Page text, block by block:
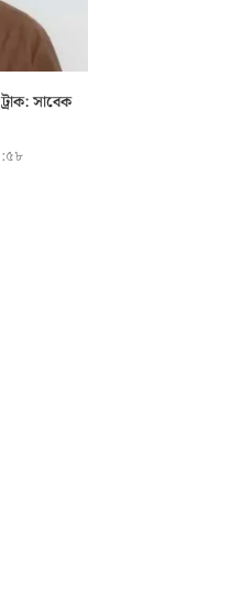
সাবেক